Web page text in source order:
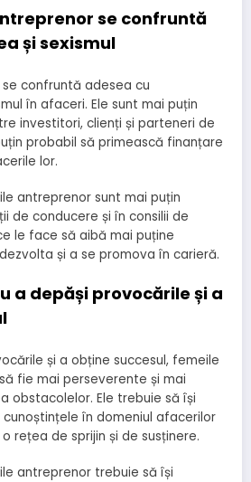
se confruntă
și sexismul
confruntă adesea cu
în afaceri. Ele sunt mai puțin
investitori, clienți și parteneri de
probabil să primească finanțare
lor.
antreprenor sunt mai puțin
de conducere și în consilii de
le face să aibă mai puține
și a se promova în carieră.
a depăși provocările și a
și a obține succesul, femeile
fie mai perseverente și mai
obstacolelor. Ele trebuie să își
în domeniul afacerilor
rețea de sprijin și de susținere.
antreprenor trebuie să își